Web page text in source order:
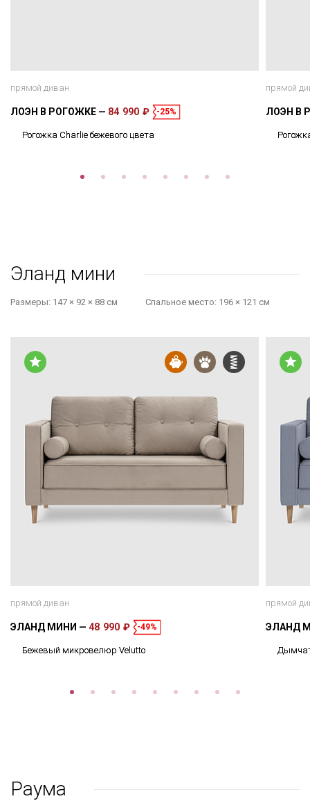
прямой диван
ЛОЭН В РОГОЖКЕ 84 990 ₽ -25%
Рогожка Charlie бежевого цвета
прямой
ЛОЭН В
Эланд мини
Размеры: 147 × 92 × 88 см Cпальное место: 196 × 121 см
прямой диван
ЭЛАНД МИНИ 48 990 ₽ -49%
Бежевый микровелюр Velutto
прямой
ЭЛАНД
Раума